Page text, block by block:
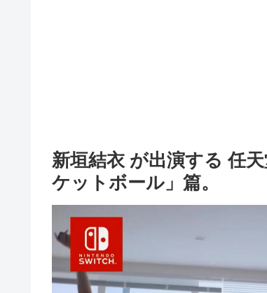
新垣結衣 が出演する 任
ケットボール」篇。